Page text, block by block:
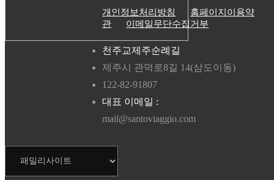
개인정보처리방침
홈페이지이용약
관
이메일무단수집거부
천주교제주순례길
제주시 관덕로8길 14(삼도이동)
122-82-91807
대표 이메일 :
mail@santoviaggio.com